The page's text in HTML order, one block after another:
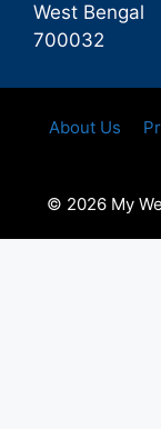
West Bengal
700032
About Us
© 2026 My